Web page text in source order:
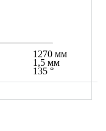
1270 мм
1,5 мм
135 °